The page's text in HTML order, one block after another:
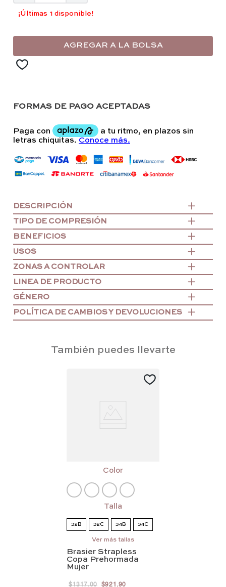
1 disponible
AGREGAR A LA BOLSA
FORMAS DE PAGO ACEPTADAS
DESCRIPCIÓN
TIPO DE COMPRESIÓN
BENEFICIOS
USOS
ZONAS A CONTROLAR
LINEA DE PRODUCTO
GÉNERO
POLÍTICA DE CAMBIOS Y DEVOLUCIONES
También puedes llevarte
Color
Talla
32B 32C 34B 34C
36B 36C
Ver más tallas
Brasier Strapless
Copa Prehormada
Mujer
$1317.00 $921 .90